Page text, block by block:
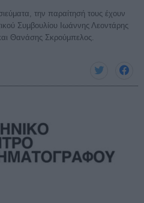
την παραίτησή τους έχουν
Συμβουλίου Ιωάννης Λεοντάρης
Θανάσης Σκρούμπελος.